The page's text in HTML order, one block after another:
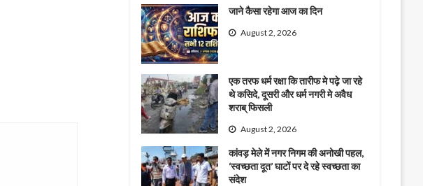
जाने कैसा रहेगा आज का दिन
August 2, 2026
एक तरफ धर्म रक्षा कि तारीफ मे पढ़े जा रहे
थे कसिदे, दूसरी और धर्म नगरी मे अवैध
शराब् फिसली
August 2, 2026
कांवड़ मेले में नगर निगम की अनोखी पहल,
‘स्वच्छता दूत’ घाटों पर दे रहे स्वच्छता का
संदेश